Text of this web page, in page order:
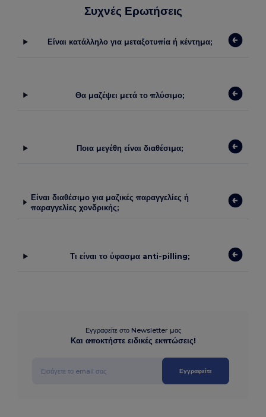
Συχνές Ερωτήσεις
Είναι κατάλληλο για μεταξοτυπία ή κέντημα;
Θα μαζέψει μετά το πλύσιμο;
Ποια μεγέθη είναι διαθέσιμα;
Είναι διαθέσιμο για μαζικές παραγγελίες ή
παραγγελίες χονδρικής;
Τι είναι το ύφασμα anti-pilling;
Εγγραφείτε στο Newsletter μας
Και αποκτήστε ειδικές εκπτώσεις!
Εγγραφείτε